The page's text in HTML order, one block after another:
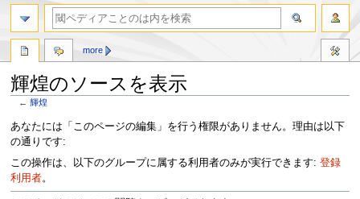
輝煌のソースを表示
←輝煌
ナ
ビ
ゲ
ー
検
索
に
移
あなたには「このページの編集」を行う権限がありません。理由は以下
の通りです:
この操作は、以下のグループに属する利用者のみが実行できます: 登録
利用者。
more